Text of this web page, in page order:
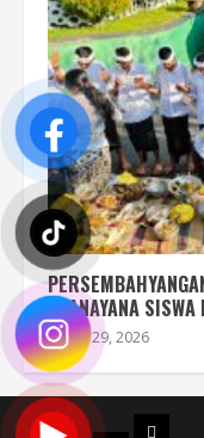
UPANAYANA SISWA
Juli 29, 2026